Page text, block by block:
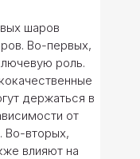
шаров
Во-первых,
роль.
держаться в
от
Во-вторых,
влияют на